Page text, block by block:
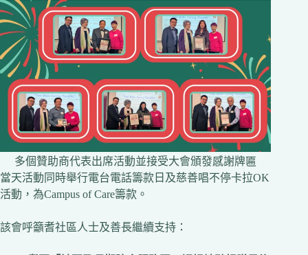
多個贊助商代表出席活動並接受大會頒發感謝牌匾
當天活動同時舉行電台電話籌款日及慈善唱不停卡拉OK
活動，為Campus of Care籌款。
該會呼籲耆社區人士及善長繼續支持：